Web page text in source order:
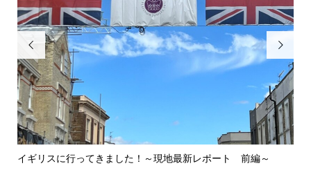

イギリスに行ってきました！～現地最新レポート 前編～
